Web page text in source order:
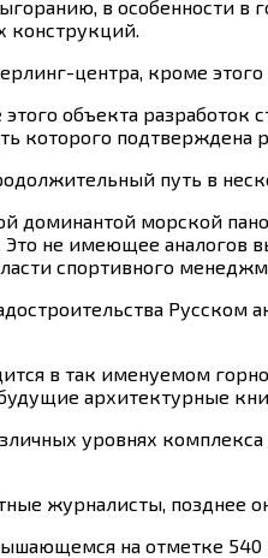
в особенности в
конструкций.
центра, кроме
объекта
которого
путь в
доминантой морской
не имеющее аналогов
спортивного
в так именуемом
архитектурные
уровнях
журналисты, позднее
на отметке